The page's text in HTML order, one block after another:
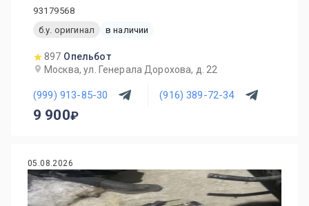
93179568
б.у. оригинал
в наличии
897 Опельбот
Москва, ул. Генерала Дорохова, д. 22
(999) 913-85-30 (916) 389-72-34
9 900
05.08.2026